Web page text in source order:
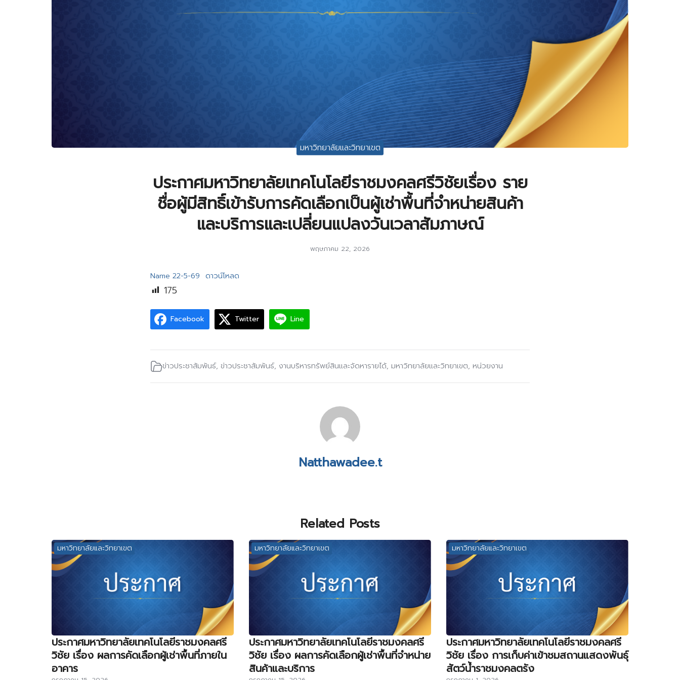
มหาวิทยาลัยและวิทยาเขต
ประกาศมหาวิทยาลัยเทคโนโลยีราชมงคลศรีวิชัยเรื่อง ราย
ชื่อผู้มีสิทธิ์เข้ารับการคัดเลือกเป็นผู้เช่าพื้นที่จำหน่ายสินค้า
และบริการและเปลี่ยนแปลงวันเวลาสัมภาษณ์
พฤษภาคม 22, 2026
Name 22-5-69 ดาวน์โหลด
175
Facebook Twitter Line
ข่าวประชาสัมพันธ์, ข่าวประชาสัมพันธ์, งานบริหารทรัพย์สินและจัดหารายได้, มหาวิทยาลัยและวิทยาเขต, หน่วยงาน
Natthawadee.t
Related Posts
มหาวิทยาลัยและวิทยาเขต
ประกาศมหาวิทยาลัยเทคโนโลยีราชมงคลศรี
วิชัย เรื่อง ผลการคัดเลือกผู้เช่าพื้นที่ภายใน
อาคาร
มหาวิทยาลัยและวิทยาเขต
ประกาศมหาวิทยาลัยเทคโนโลยีราชมงคลศรี
วิชัย เรื่อง ผลการคัดเลือกผู้เช่าพื้นที่จำหน่าย
สินค้าและบริการ
มหาวิทยาลัยและวิทยาเขต
ประกาศมหาวิทยาลัยเทคโนโลยีราชมงคลศรี
วิชัย เรื่อง การเก็บค่าเข้าชมสถานแสดงพันธุ์
สัตว์น้ำราชมงคลตรัง